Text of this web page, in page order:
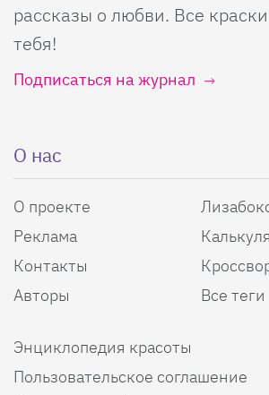
рассказы о любви. Все
тебя!
Подписаться на журнал
О нас
О проекте
Реклама
Контакты
Авторы
Все теги
Энциклопедия красоты
Пользовательское соглашение